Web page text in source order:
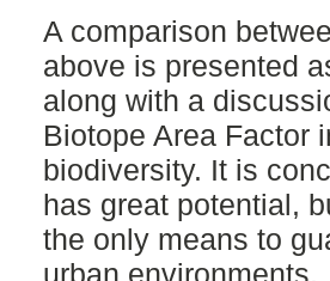
A comparison
above is presented
along with a
Biotope Area Factor
biodiversity. It is
has great potential,
the only means to
urban environments.